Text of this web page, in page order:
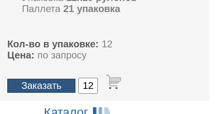
Паллета 21 упаковка
Кол-во в упаковке: 12
Цена: по запросу